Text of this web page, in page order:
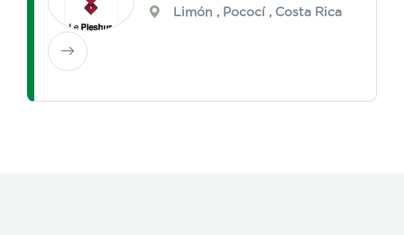
Limón , Pococí, Costa Rica